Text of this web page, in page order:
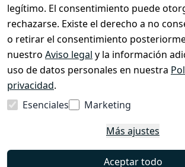
Tienda y Contacto
Cuidado de EzyRoller & Garantía
Derecho de desistimiento
Formulario de desistimiento
Aviso legal
Política de privacidad
Términos y condiciones
Preguntas frecuentes
legítimo. El consentimiento puede
rechazarse. Existe el derecho a no
o retirar el consentimiento
nuestro Aviso legal y la información
uso de datos personales en nuestra
privacidad.
Esenciales
Marketing
Más ajustes
Aceptar todo